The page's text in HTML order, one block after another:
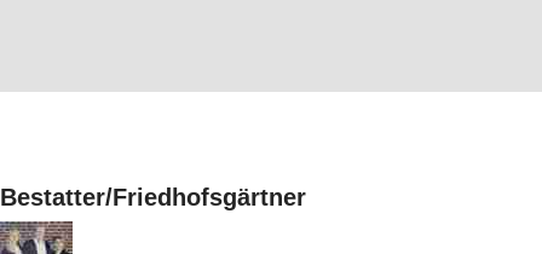
Bestatter/Friedhofsgärtner